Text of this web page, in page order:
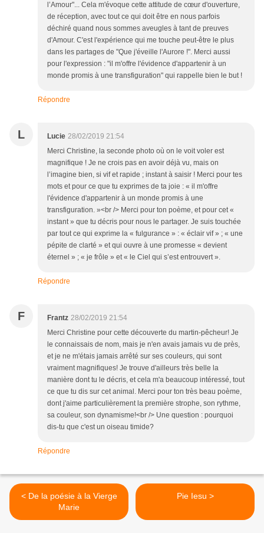
l’Amour"... Cela m'évoque cette attitude de cœur d'ouverture,
de réception, avec tout ce qui doit être en nous parfois
déchiré quand nous sommes aveugles à tant de preuves
d'Amour. C'est l'expérience qui me touche peut-être le plus
dans les partages de "Que j'éveille l'Aurore !". Merci aussi
pour l'expression : "il m'offre l'évidence d'appartenir à un
monde promis à une transfiguration" qui rappelle bien le but !
Répondre
L Lucie 28/02/2019 21:54
Merci Christine, la seconde photo où on le voit voler est
magnifique ! Je ne crois pas en avoir déjà vu, mais on
l’imagine bien, si vif et rapide ; instant à saisir ! Merci pour tes
mots et pour ce que tu exprimes de ta joie : « il m'offre
l'évidence d'appartenir à un monde promis à une
transfiguration. »<br /> Merci pour ton poème, et pour cet «
instant » que tu décris pour nous le partager. Je suis touchée
par tout ce qui exprime la « fulgurance » : « éclair vif » ; « une
pépite de clarté » et qui ouvre à une promesse « devient
éternel » ; « je frôle » et « le Ciel qui s’est entrouvert ».
Répondre
F Frantz 28/02/2019 21:54
Merci Christine pour cette découverte du martin-pêcheur! Je
le connaissais de nom, mais je n'en avais jamais vu de près,
et je ne m'étais jamais arrêté sur ses couleurs, qui sont
vraiment magnifiques! Je trouve d'ailleurs très belle la
manière dont tu le décris, et cela m'a beaucoup intéressé, tout
ce que tu dis sur cet animal. Merci pour ton très beau poème,
dont j'aime particulièrement la première strophe, son rythme,
sa couleur, son dynamisme!<br /> Une question : pourquoi
dis-tu que c'est un oiseau timide?
Répondre
< De la poésie à la Vierge
Marie
Pie Iesu >